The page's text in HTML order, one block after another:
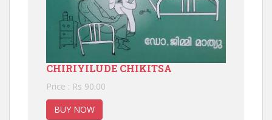
CHIRIYILUDE CHIKITSA
Price : Rs 90.00
BUY NOW